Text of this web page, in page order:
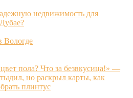
недвижимость для
Вологде
пола? Что за безвкусица!» —
но раскрыл карты, как
плинтус